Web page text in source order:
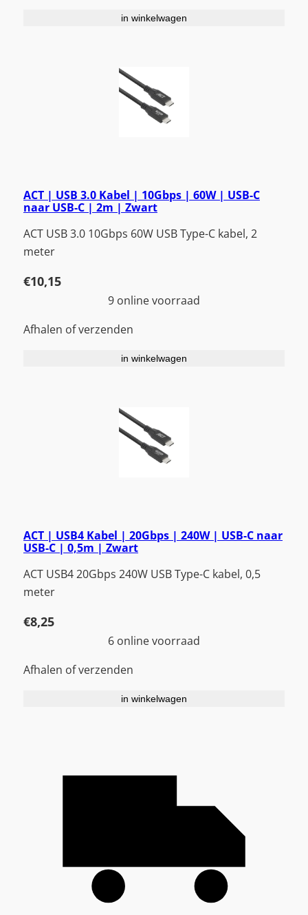
in winkelwagen
ACT | USB 3.0 Kabel | 10Gbps | 60W | USB-C
naar USB-C | 2m | Zwart
ACT USB 3.0 10Gbps 60W USB Type-C kabel, 2
meter
€10,15
9 online voorraad
Afhalen of verzenden
in winkelwagen
ACT | USB4 Kabel | 20Gbps | 240W | USB-C naar
USB-C | 0,5m | Zwart
ACT USB4 20Gbps 240W USB Type-C kabel, 0,5
meter
€8,25
6 online voorraad
Afhalen of verzenden
in winkelwagen